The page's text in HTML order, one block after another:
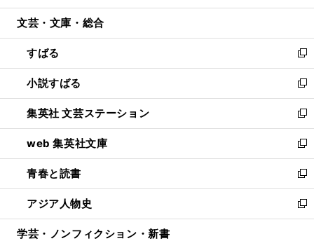
開
ウ
開
く
ン
ウ
で
開
く
ウ
ン
ド
ウ
で
開
く
文芸・文庫・総合
すばる
新
し
い
ウ
ィ
ン
ド
ウ
で
開
く
小説すばる
新
し
い
ウ
ィ
ン
ド
ウ
で
開
集英社 文芸ステーション
新
し
い
ウ
ィ
ン
ド
ウ
web 集英社文庫
新
し
い
ウ
ィ
ン
青春と読書
新
し
い
ウ
アジア人物史
新
し
学芸・ノンフィクション・新書